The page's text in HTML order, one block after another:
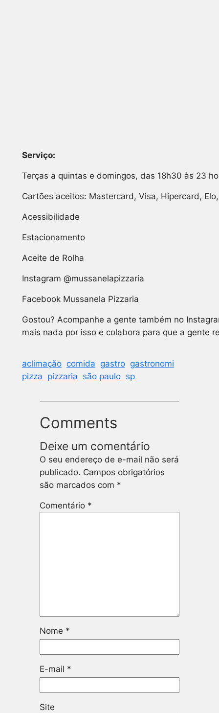
Serviço:
Terças a quintas e domingos, das 18h30 às 23
Cartões aceitos: Mastercard, Visa, Hipercard,
Acessibilidade
Estacionamento
Aceite de Rolha
Instagram @mussanelapizzaria
Facebook Mussanela Pizzaria
Gostou? Acompanhe a gente também no
mais nada por isso e colabora para que a gente
aclimação comida gastro gastronomi
pizza pizzaria são paulo sp
Comments
Deixe um comentário
O seu endereço de e-mail não será
publicado. Campos obrigatórios
são marcados com *
Comentário *
Nome *
E-mail *
Site